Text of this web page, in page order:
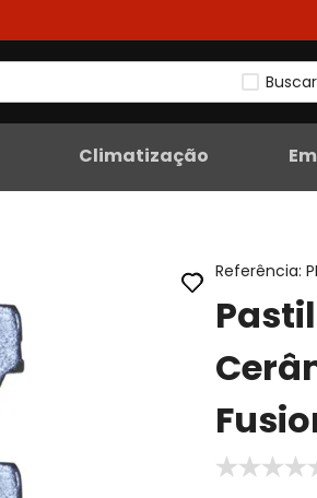
Climatização
Referência: